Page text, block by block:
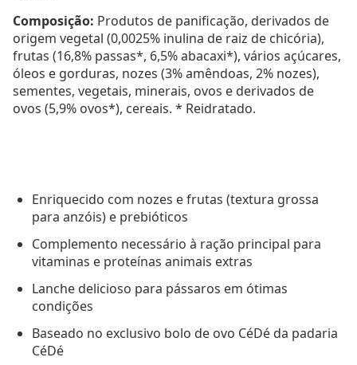
Composição: Produtos de panificação, derivados de
origem vegetal (0,0025% inulina de raiz de chicória),
frutas (16,8% passas*, 6,5% abacaxi*), vários açúcares,
óleos e gorduras, nozes (3% amêndoas, 2% nozes),
sementes, vegetais, minerais, ovos e derivados de
ovos (5,9% ovos*), cereais. * Reidratado.
Enriquecido com nozes e frutas (textura grossa
para anzóis) e prebióticos
Complemento necessário à ração principal para
vitaminas e proteínas animais extras
Lanche delicioso para pássaros em ótimas
condições
Baseado no exclusivo bolo de ovo CéDé da padaria
CéDé